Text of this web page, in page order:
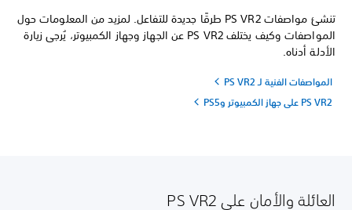
تنشئ مواصفات PS VR2 طرقًا جديدة للتفاعل. لمزيد من المعلومات حول
المواصفات وكيف يختلف PS VR2 عن الجهاز وجهاز الكمبيوتر، يُرجى زيارة
الأدلة أدناه.
المواصفات الفنية لـ PS VR2
PS VR2 على جهاز الكمبيوتر وPS5
العائلة والأمان على PS VR2